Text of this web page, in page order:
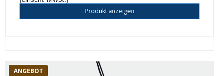
Produkt anzeigen
ANGEBOT